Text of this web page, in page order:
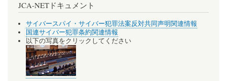
JCA-NETドキュメント
サイバースパイ・サイバー犯罪法案反対共同声明関連情報
国連サイバー犯罪条約関連情報
以下の写真をクリックしてください